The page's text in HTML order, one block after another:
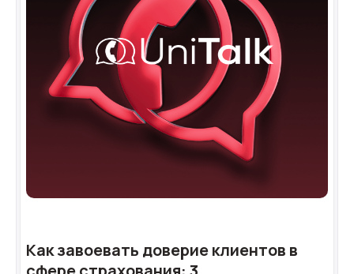
Как завоевать доверие клиентов в